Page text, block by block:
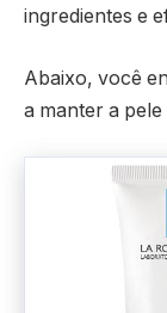
ingredientes e
Abaixo, você
a manter a